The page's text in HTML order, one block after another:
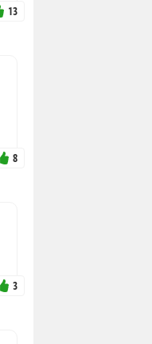
13
8
3